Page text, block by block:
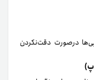
درصورت دقت‌نکردن